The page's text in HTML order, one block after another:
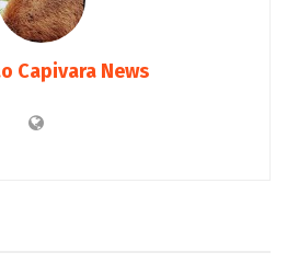
Capivara News